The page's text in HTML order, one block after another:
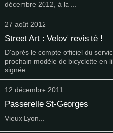
décembre 2012, à la ...
27 août 2012
Street Art : Velov' revisité !
D'après le compte officiel du
prochain modèle de bicyclette en
signée ...
12 décembre 2011
Passerelle St-Georges
Vieux Lyon...